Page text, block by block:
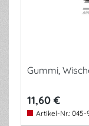
Gummi,
11,60 €
Artikel-Nr.: 045-